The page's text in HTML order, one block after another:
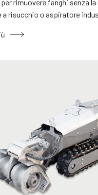
rimuovere fanghi senza la
a risucchio o aspiratore